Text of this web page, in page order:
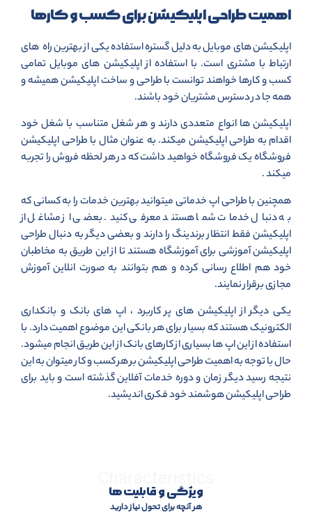
اهمیت طراحی اپلیکیشن برای کسب و کارها
اپلیکیشن های موبایل به دلیل گستره استفاده یکی از بهترین راه های
ارتباط با مشتری است. با استفاده از اپلیکیشن های موبایل تمامی
کسب و کارها خواهند توانست با طراحی و ساخت اپلیکیشن همیشه و
همه جا در دسترس مشتریان خود باشند.
اپلیکیشن ها انواع متعددی دارند و هر شغل متناسب با شغل خود
اقدام به طراحی اپلیکیشن میکند. به عنوان مثال با طراحی اپلیکیشن
فروشگاه یک فروشگاه خواهید داشت که در هر لحظه فروش را تجربه
میکند .
همچنین با طراحی اپ خدماتی میتوانید بهترین خدمات را به کسانی که
به دنبال خدمات شما هستند معرفی کنید. بعضی از مشاغل از
اپلیکیشن فقط انتظار برندینگ را دارند و بعضی دیگر به دنبال طراحی
اپلیکیشن آموزشی برای آموزشگاه هستند تا از این طریق به مخاطبان
خود هم اطلاع رسانی کرده و هم بتوانند به صورت انلاین آموزش
مجازی برقرار نمایند.
یکی دیگر از اپلیکیشن های پر کاربرد ، اپ های بانک و بانکداری
الکترونیک هستند که بسیار برای هر بانکی این موضوع اهمیت دارد. با
استفاده از این اپ ها بسیاری از کارهای بانک از این طریق انجام میشود.
حال با توجه به اهمیت طراحی اپلیکیشن بر هر کسب و کار میتوان به این
نتیجه رسید دیگر زمان و دوره خدمات آفلاین گذشته است و باید برای
طراحی اپلیکیشن هوشمند خود فکری اندیشید.
ویژگی و قابلیت ها
هر آنچه برای تحول نیاز دارید